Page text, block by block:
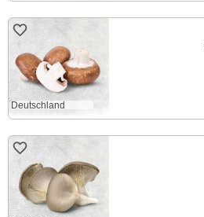
Deutschland